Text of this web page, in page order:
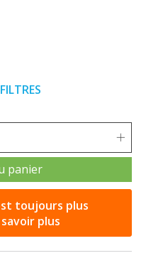
panier
toujours plus
plus